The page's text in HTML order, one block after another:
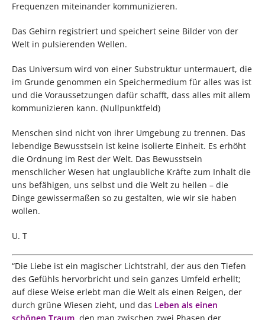
Frequenzen miteinander kommunizieren.
Das Gehirn registriert und speichert seine Bilder von der
Welt in pulsierenden Wellen.
Das Universum wird von einer Substruktur untermauert, die
im Grunde genommen ein Speichermedium für alles was ist
und die Voraussetzungen dafür schafft, dass alles mit allem
kommunizieren kann. (Nullpunktfeld)
Menschen sind nicht von ihrer Umgebung zu trennen. Das
lebendige Bewusstsein ist keine isolierte Einheit. Es erhöht
die Ordnung im Rest der Welt. Das Bewusstsein
menschlicher Wesen hat unglaubliche Kräfte zum Inhalt die
uns befähigen, uns selbst und die Welt zu heilen – die
Dinge gewissermaßen so zu gestalten, wie wir sie haben
wollen.
U. T
“Die Liebe ist ein magischer Lichtstrahl, der aus den Tiefen
des Gefühls hervorbricht und sein ganzes Umfeld erhellt;
auf diese Weise erlebt man die Welt als einen Reigen, der
durch grüne Wiesen zieht, und das Leben als einen